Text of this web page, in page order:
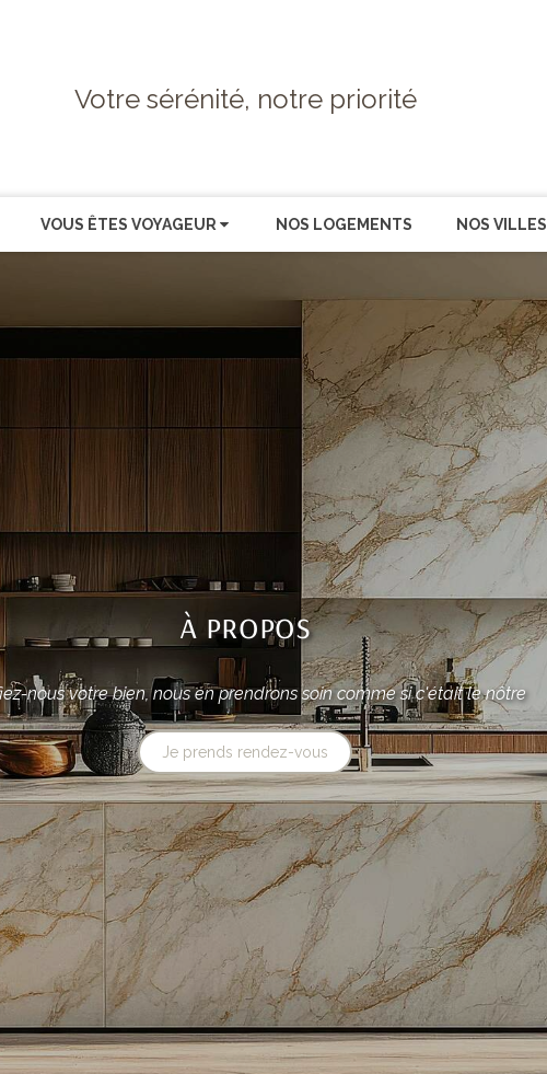
Votre sérénité, notre priorité
VOUS ÊTES VOYAGEUR NOS LOGEMENTS NOS VILLES
à propos
nous votre bien, nous en prendrons soin comme si c'était le nôtre
Je prends rendez-vous